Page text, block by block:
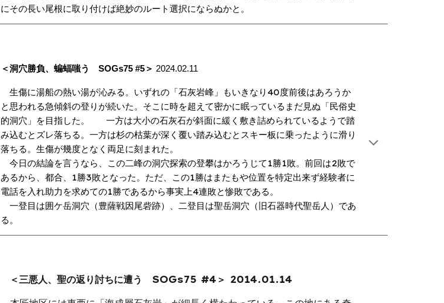
にその長い尾根に取り付けば絶妙のルート選択にならぬかと。
＜洞穴勝負、蝙蝠嗤う SOGs75 #5＞ 2024.02.11
生傷に湯船の熱い湯が沁みる。いずれの「石灰岩峰」もいきなり 40度前後はあろうか
と思われる急傾斜の登りが続いた。そこに時を超えて密かに眠っているまだ見ぬ「民俗史
的洞穴」を目指した。 一方は大小の石灰石が斜面に緩く敷き詰められているようで踏
み込むとズレ落ちる。一方は杉の枯葉が深く覆い踏み込むとスキー板に乗ったように滑り
落ちる。生傷が幾度となく両足に刻まれた。
今日の結論を言うなら、この二峰の洞穴探索の登攀はかろうじて1勝1敗。前回は2敗で
あるから、都合、 1勝3敗となった。ただ、この1勝はまたもや位置を特定出来ず経験者に
電話を入れ助力を求めての1勝であるから事実上4連敗と惨敗である。
一登目は囲ケ岳洞穴（豊薩戦因尾砦跡）、二登目は聖岳洞穴（旧石器時代聖岳人）であ
る。
＜三悪人、聖の返り討ちに遭う SOGs75 #4＞ 2014.01.14